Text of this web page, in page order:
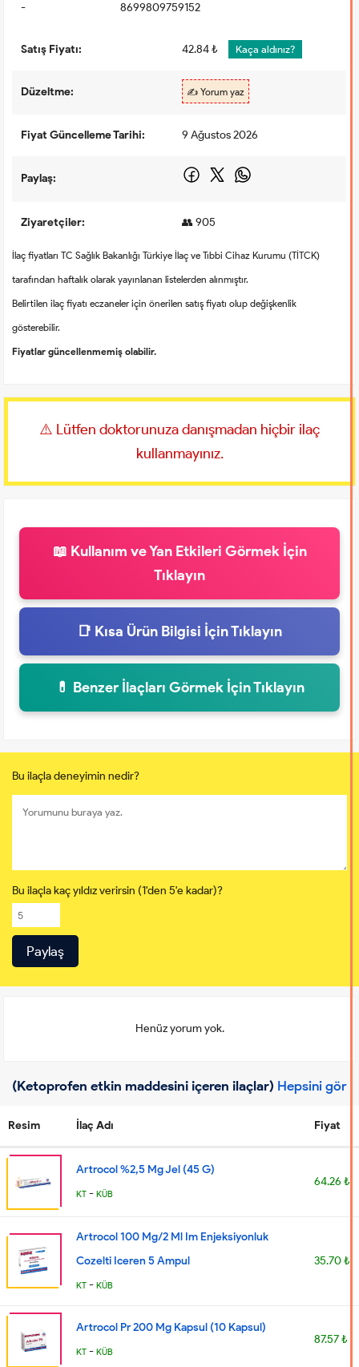
- 8699809759152
Satış Fiyatı: 42.84 ₺ Kaça aldınız?
Düzeltme: ✍️ Yorum yaz
Fiyat Güncelleme Tarihi: 9 Ağustos 2026
Paylaş:
Ziyaretçiler: 👥 905
İlaç fiyatları TC Sağlık Bakanlığı Türkiye İlaç ve Tıbbi Cihaz Kurumu (TİTCK)
tarafından haftalık olarak yayınlanan listelerden alınmıştır.
Belirtilen ilaç fiyatı eczaneler için önerilen satış fiyatı olup değişkenlik
gösterebilir.
Fiyatlar güncellenmemiş olabilir.
⚠️ Lütfen doktorunuza danışmadan hiçbir ilaç
kullanmayınız.
📖 Kullanım ve Yan Etkileri Görmek İçin
Tıklayın
📑 Kısa Ürün Bilgisi İçin Tıklayın
💊 Benzer İlaçları Görmek İçin Tıklayın
Bu ilaçla deneyimin nedir?
Bu ilaçla kaç yıldız verirsin (1'den 5'e kadar)?
Henüz yorum yok.
(Ketoprofen etkin maddesini içeren ilaçlar) Hepsini gör
Resim İlaç Adı Fiyat
Artrocol %2,5 Mg Jel (45 G)
KT - KÜB
64.26 ₺
Artrocol 100 Mg/2 Ml Im Enjeksiyonluk
Cozelti Iceren 5 Ampul
KT - KÜB
35.70 ₺
Artrocol Pr 200 Mg Kapsul (10 Kapsul)
KT - KÜB
87.57 ₺